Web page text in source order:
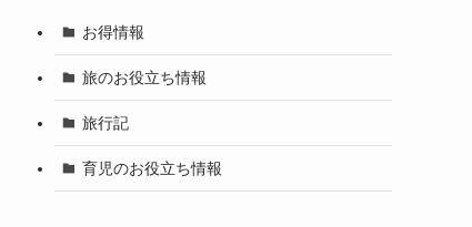
お得情報
旅のお役立ち情報
旅行記
育児のお役立ち情報